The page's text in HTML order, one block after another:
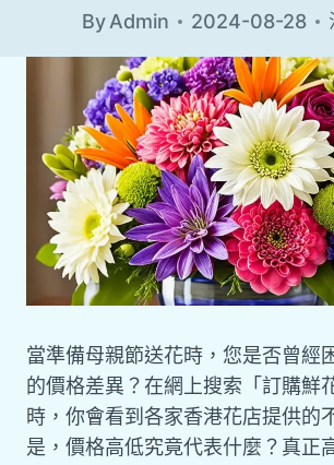
ByAdmin 2024-08-28
當準備母親節送花時，您是否曾經
的價格差異？在網上搜索「訂購鮮
時，你會看到各家香港花店提供的
是，價格高低究竟代表什麼？真正